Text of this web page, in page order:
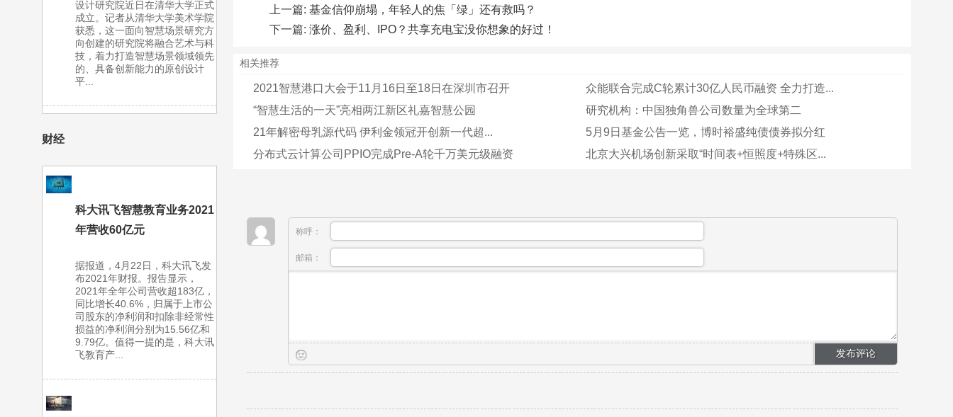
设计研究院近日在清华大学正式
成立。记者从清华大学美术学院
获悉，这一面向智慧场景研究方
向创建的研究院将融合艺术与科
技，着力打造智慧场景领域领先
的、具备创新能力的原创设计
平...
财经
科大讯飞智慧教育业务2021
年营收60亿元
据报道，4月22日，科大讯飞发
布2021年财报。报告显示，
2021年全年公司营收超183亿，
同比增长40.6%，归属于上市公
司股东的净利润和扣除非经常性
损益的净利润分别为15.56亿和
9.79亿。值得一提的是，科大讯
飞教育产...
上一篇: 基金信仰崩塌，年轻人的焦「绿」还有救吗？
下一篇: 涨价、盈利、IPO？共享充电宝没你想象的好过！
相关推荐
2021智慧港口大会于11月16日至18日在深圳市召开
众能联合完成C轮累计30亿人民币融资 全力打造...
“智慧生活的一天”亮相两江新区礼嘉智慧公园
研究机构：中国独角兽公司数量为全球第二
21年解密母乳源代码 伊利金领冠开创新一代超...
5月9日基金公告一览，博时裕盛纯债债券拟分红
分布式云计算公司PPIO完成Pre-A轮千万美元级融资
北京大兴机场创新采取“时间表+恒照度+特殊区...
称呼：
邮箱：